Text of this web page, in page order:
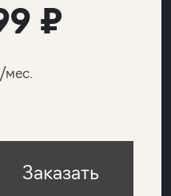
₽
мес.
Заказать